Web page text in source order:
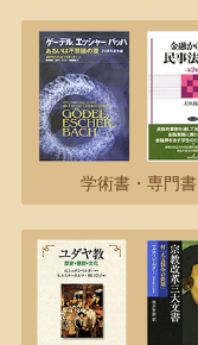
学術書・専門書